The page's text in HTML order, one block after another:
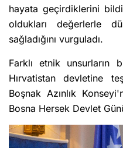
hayata geçirdiklerini
oldukları değerlerle
sağladığını vurguladı.
Farklı etnik unsurların
Hırvatistan devletine
Boşnak Azınlık
Bosna Hersek Devlet